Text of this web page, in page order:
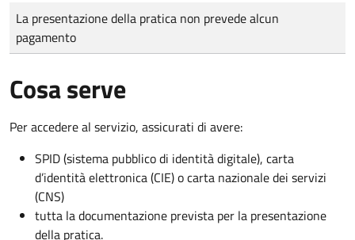
Tipo di pagamento
Importo
La presentazione della pratica non prevede alcun
pagamento
Cosa serve
Per accedere al servizio, assicurati di avere:
SPID (sistema pubblico di identità digitale), carta
d’identità elettronica (CIE) o carta nazionale dei servizi
(CNS)
tutta la documentazione prevista per la presentazione
della pratica.